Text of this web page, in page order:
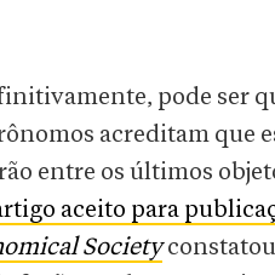
pode ser
acreditam que
entre os últimos
aceito para
Societyconstatou